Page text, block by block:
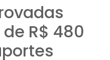
R$ 480